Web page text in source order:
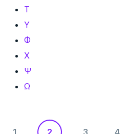
Τ
Υ
Φ
Χ
Ψ
Ω
1 2 3 4